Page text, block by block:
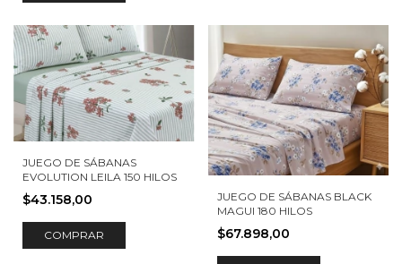
JUEGO DE SÁBANAS
EVOLUTION LEILA 150 HILOS
$43.158,00
COMPRAR
JUEGO DE SÁBANAS BLACK
MAGUI 180 HILOS
$67.898,00